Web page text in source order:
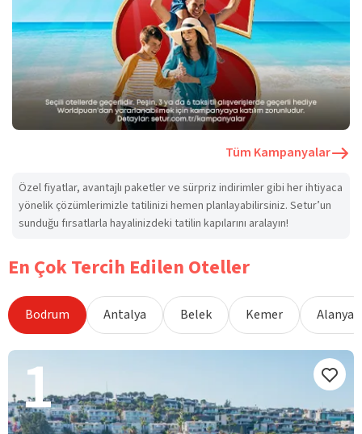
Tüm Kampanyalar
Özel fiyatlar, avantajlı paketler ve sürpriz indirimler gibi her ihtiyaca
yönelik çözümlerimizle tatilinizi hemen planlayabilirsiniz. Setur’un
sunduğu fırsatlarla hayalinizdeki tatilin kapılarını aralayın!
En Çok Tercih Edilen Oteller
Bodrum Antalya Belek Kemer Alanya
1